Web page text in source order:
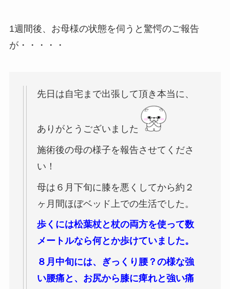
1週間後、お母様の状態を伺うと驚愕のご報告
が・・・・・
先日は自宅まで出張して頂き本当に、
ありがとうございました
施術後の母の様子を報告させてくださ
い！
母は６月下旬に膝を悪くしてから約２
ヶ月間ほぼベッド上での生活でした。
歩くには松葉杖と杖の両方を使って数
メートルなら何とか歩けていました。
８月中旬には、ぎっくり腰？の様な強
い腰痛と、お尻から膝に痺れと強い痛